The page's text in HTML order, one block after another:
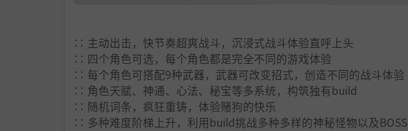
∷ 主动出击，快节奏超爽战斗，沉浸式战斗体验直呼上头
∷ 四个角色可选，每个角色都是完全不同的游戏体验
∷ 每个角色可搭配9种武器，武器可改变招式，创造不同的战斗体验
∷ 角色天赋、神通、心法、秘宝等多系统，构筑独有build
∷ 随机词条，疯狂重铸，体验赌狗的快乐
∷ 多种难度阶梯上升，利用build挑战多种多样的神秘怪物以及BOSS